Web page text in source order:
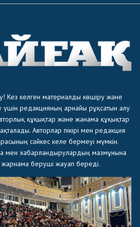
Кез келген материалды көшіру және
үшін редакцияның арнайы рұқсатын алу
құқықтар және жанама құқықтар
Авторлар пікірі мен редакция
сәйкес келе бермеуі мүмкін.
мен хабарландырулардың мазмұнына
жарнама беруші жауап береді.